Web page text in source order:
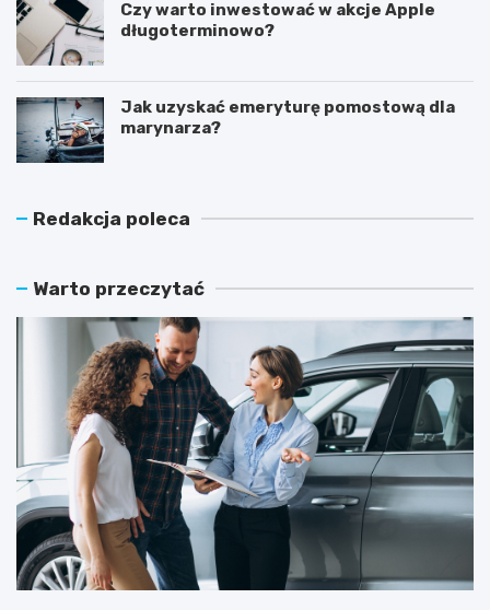
Czy warto inwestować w akcje Apple
długoterminowo?
Jak uzyskać emeryturę pomostową dla
marynarza?
Redakcja poleca
Warto przeczytać